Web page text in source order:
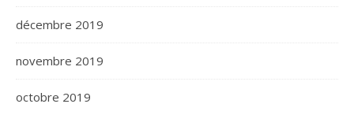
décembre 2019
novembre 2019
octobre 2019